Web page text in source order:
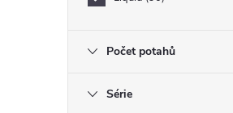
Počet potahů
Série